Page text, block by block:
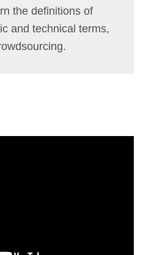
the definitions of
and technical terms,